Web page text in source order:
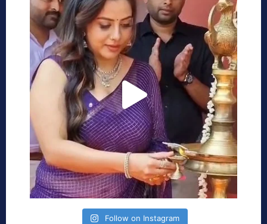
Follow on Instagram